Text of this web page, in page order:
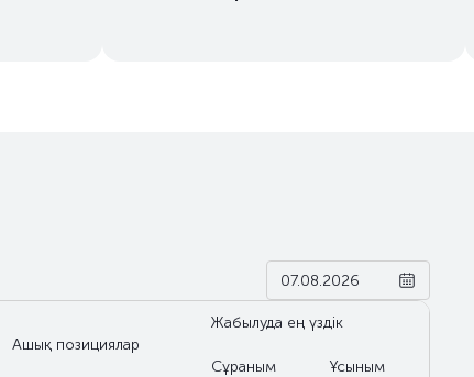
Ашық позициялар
Жабылуда ең үздік
Сұраным Ұсыным